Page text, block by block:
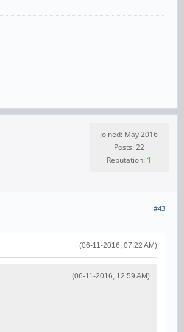
Joined: May 2016
Posts: 22
Reputation: 1
#43
(06-11-2016, 07:22 AM)
(06-11-2016, 12:59 AM)